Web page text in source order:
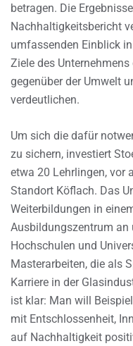
betragen. Die
Nachhaltigkeitsbericht
umfassenden Einblick
Ziele des
gegenüber der Umwelt
verdeutlichen.
Um sich die dafür
zu sichern, investiert
etwa 20 Lehrlingen, vor
Standort Köflach. Das
Weiterbildungen in
Ausbildungszentrum an
Hochschulen und
Masterarbeiten, die als
Karriere in der
ist klar: Man will
mit Entschlossenheit,
auf Nachhaltigkeit